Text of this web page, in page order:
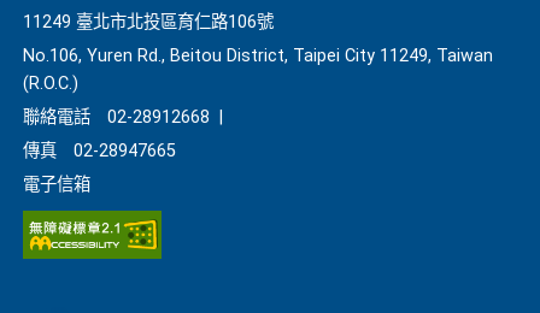
11249 臺北市北投區育仁路106號
No.106, Yuren Rd., Beitou District, Taipei City 11249, Taiwan
(R.O.C.)
聯絡電話
02-28912668
傳真
02-28947665
電子信箱